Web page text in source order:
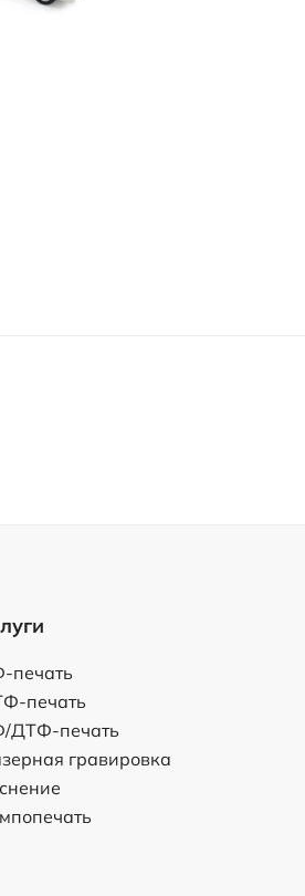
печать
печать
ДТФ-печать
гравировка